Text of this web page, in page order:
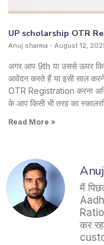
UP scholarship OTR
Anuj sharma August 12,
अगर आप 9th या उससे ऊपर
आवेदन करते हैं या इसी साल
OTR Registration करना
के आप किसी भी तरह का
Read More »
मैं
कर